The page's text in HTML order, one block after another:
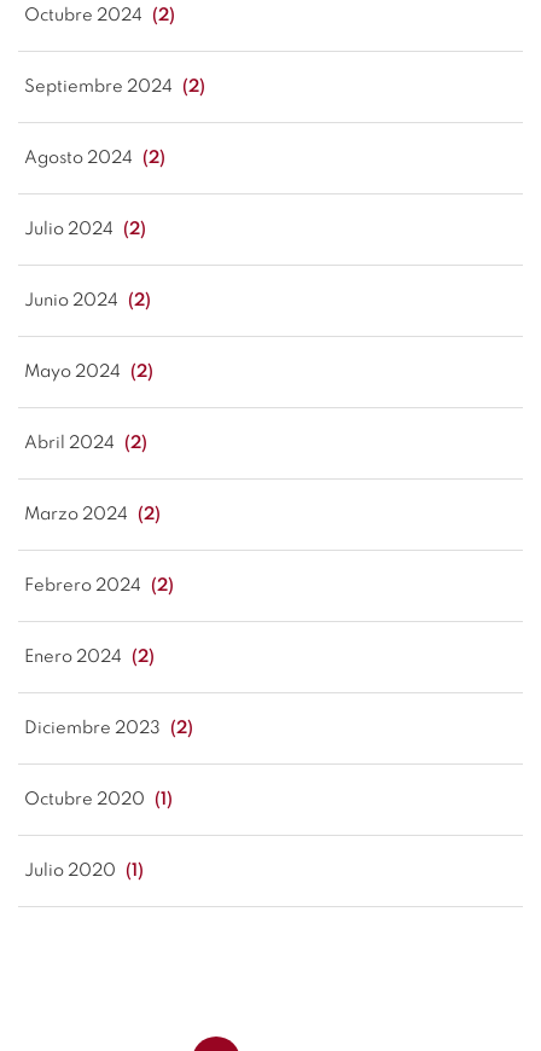
Octubre 2024 (2)
Septiembre 2024 (2)
Agosto 2024 (2)
Julio 2024 (2)
Junio 2024 (2)
Mayo 2024 (2)
Abril 2024 (2)
Marzo 2024 (2)
Febrero 2024 (2)
Enero 2024 (2)
Diciembre 2023 (2)
Octubre 2020 (1)
Julio 2020 (1)